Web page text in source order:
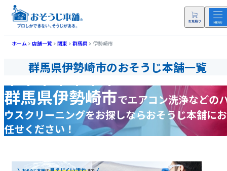
ホーム 店舗一覧 関東 群馬県 伊勢崎市
群馬県伊勢崎市のおそうじ本舗一覧
群馬県伊勢崎市でエアコン洗浄などの
ウスクリーニングをお探しならおそうじ本舗にお
任せください！